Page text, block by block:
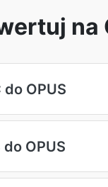
na
do OPUS
do OPUS